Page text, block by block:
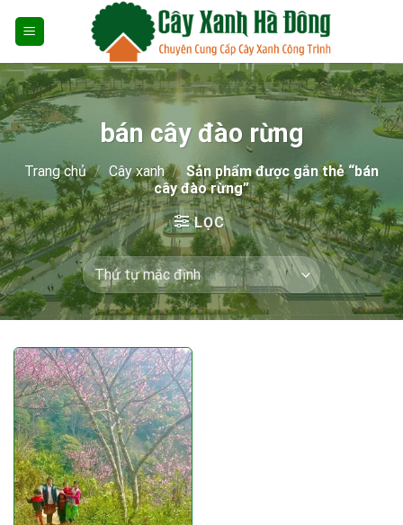
bán cây đào rừng
Trang chủ / Cây xanh / Sản phẩm được gắn thẻ “bán
cây đào rừng”
LỌC